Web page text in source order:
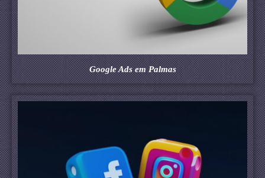
Google Ads em Palmas